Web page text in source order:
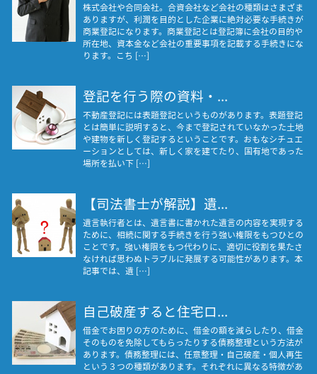
株式会社や合同会社。合資会社など会社の種類はさまざま
ありますが、利潤を目的とした企業に絶対必要な手続きが
商業登記になります。商業登記とは登記簿に会社の目的や
所在地、資本金など会社の重要事項を記載する手続きにな
ります。こち […]
登記を行う際の資料・...
不動産登記には表題登記というものがあります。表題登記
とは簡単に説明すると、今まで登記されていなかった土地
や建物を新しく登記するということです。おもなシチュエ
ーションとしては、新しく家を建てたり、国有地であった
場所を払い下 […]
【司法書士が解説】遺...
遺言執行者とは、遺言書に書かれた遺言の内容を実現する
ために、相続に関する手続きを行う強い権限をもつひとの
ことです。強い権限をもつ代わりに、適切に役割を果たさ
なければ思わぬトラブルに発展する可能性があります。本
記事では、遺 […]
自己破産すると住宅ロ...
借金でお困りの方のために、借金の額を減らしたり、借金
そのものを免除してもらったりする債務整理という方法が
あります。債務整理には、任意整理・自己破産・個人再生
という３つの種類があります。それぞれに異なる特徴があ